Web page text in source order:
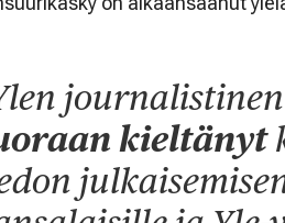
kieltänyt